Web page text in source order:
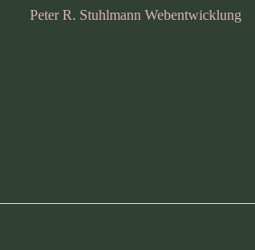
Peter R. Stuhlmann Webentwicklung